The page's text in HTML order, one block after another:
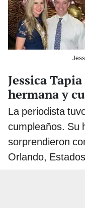
Jessica
hermana y
La periodista
cumpleaños. Su
sorprendieron
Orlando,